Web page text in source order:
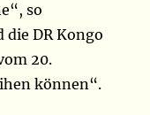
so
die DR Kongo
20.
können“.